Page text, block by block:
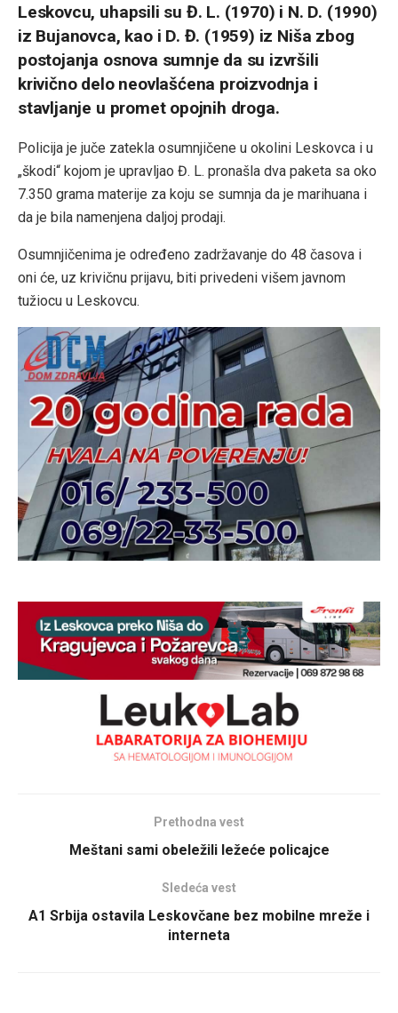
Leskovcu, uhapsili su Đ. L. (1970) i N. D. (1990)
iz Bujanovca, kao i D. Đ. (1959) iz Niša zbog
postojanja osnova sumnje da su izvršili
krivično delo neovlašćena proizvodnja i
stavljanje u promet opojnih droga.
Policija je juče zatekla osumnjičene u okolini Leskovca i u
„škodi“ kojom je upravljao Đ. L. pronašla dva paketa sa oko
7.350 grama materije za koju se sumnja da je marihuana i
da je bila namenjena daljoj prodaji.
Osumnjičenima je određeno zadržavanje do 48 časova i
oni će, uz krivičnu prijavu, biti privedeni višem javnom
tužiocu u Leskovcu.
Prethodna vest
Meštani sami obeležili ležeće policajce
Sledeća vest
A1 Srbija ostavila Leskovčane bez mobilne mreže i
interneta